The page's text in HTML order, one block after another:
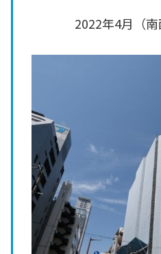
2022年4月（南